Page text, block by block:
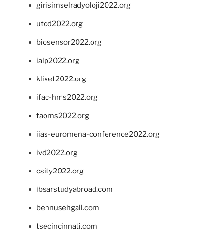
girisimselradyoloji2022.org
utcd2022.org
biosensor2022.org
ialp2022.org
klivet2022.org
ifac-hms2022.org
taoms2022.org
iias-euromena-conference2022.org
ivd2022.org
csity2022.org
ibsarstudyabroad.com
bennusehgall.com
tsecincinnati.com